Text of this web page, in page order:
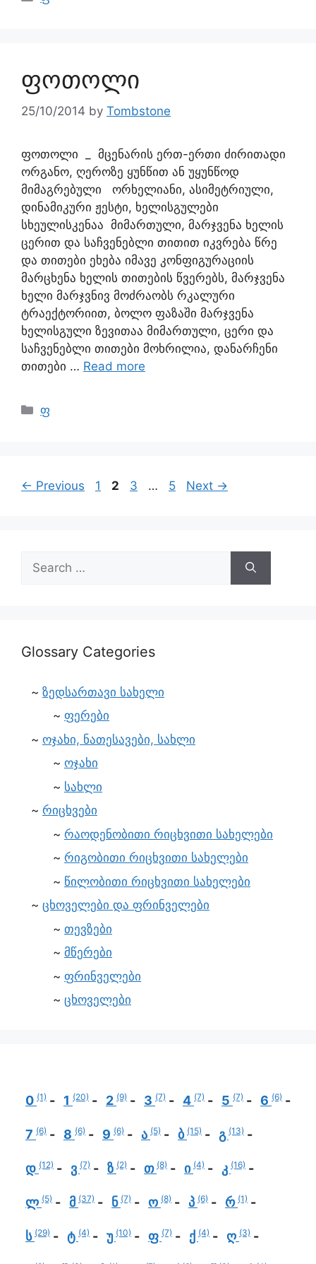
ფოთოლი
25/10/2014 by Tombstone
ფოთოლი _ მცენარის ერთ-ერთი ძირითადი
ორგანო, ღეროზე ყუნწით ან უყუნწოდ
მიმაგრებული ორხელიანი, ასიმეტრიული,
დინამიკური ჟესტი, ხელისგულები
სხეულისკენაა მიმართული, მარჯვენა ხელის
ცერით და საჩვენებლი თითით იკვრება წრე
და თითები ეხება იმავე კონფიგურაციის
მარცხენა ხელის თითების წვერებს, მარჯვენა
ხელი მარჯვნივ მოძრაობს რკალური
ტრაექტორიით, ბოლო ფაზაში მარჯვენა
ხელისგული ზევითაა მიმართული, ცერი და
საჩვენებლი თითები მოხრილია, დანარჩენი
თითები … Read more
ფ
← Previous 1 2 3 … 5 Next →
Glossary Categories
ზედსართავი სახელი
ფერები
ოჯახი, ნათესავები, სახლი
ოჯახი
სახლი
რიცხვები
რაოდენობითი რიცხვითი სახელები
რიგობითი რიცხვითი სახელები
წილობითი რიცხვითი სახელები
ცხოველები და ფრინველები
თევზები
მწერები
ფრინველები
ცხოველები
0 (1) 1 (20) 2 (9) 3 (7) 4 (7) 5 (7) 6 (6)
7 (6) 8 (6) 9 (6) ა (5) ბ (15) გ (13)
დ (12) ვ (7) ზ (2) თ (8) ი (4) კ (16)
ლ (5) მ (37) ნ (7) ო (8) პ (6) რ (1)
ს (29) ტ (4) უ (10) ფ (7) ქ (4) ღ (3)